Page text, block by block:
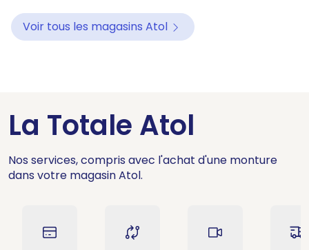
Voir tous les magasins Atol
La Totale Atol
Nos services, compris avec l'achat d'une monture
dans votre magasin Atol.